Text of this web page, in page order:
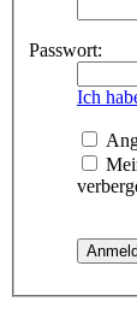
Passwort:
Ich